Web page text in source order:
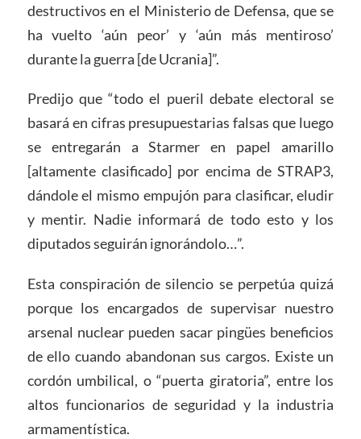
destructivos en el Ministerio de Defensa, que se
ha vuelto ‘aún peor’ y ‘aún más mentiroso’
durante la guerra [de Ucrania]”.
Predijo que “todo el pueril debate electoral se
basará en cifras presupuestarias falsas que luego
se entregarán a Starmer en papel amarillo
[altamente clasificado] por encima de STRAP3,
dándole el mismo empujón para clasificar, eludir
y mentir. Nadie informará de todo esto y los
diputados seguirán ignorándolo…”.
Esta conspiración de silencio se perpetúa quizá
porque los encargados de supervisar nuestro
arsenal nuclear pueden sacar pingües beneficios
de ello cuando abandonan sus cargos. Existe un
cordón umbilical, o “puerta giratoria”, entre los
altos funcionarios de seguridad y la industria
armamentística.